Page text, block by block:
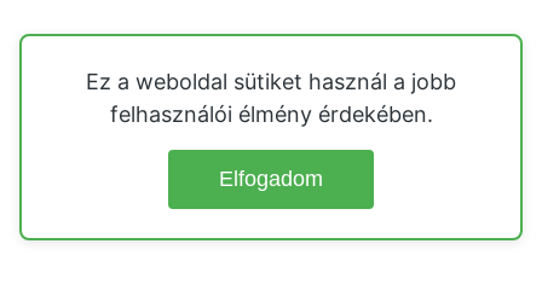
Ez a weboldal sütiket használ a jobb
felhasználói élmény érdekében.
Elfogadom